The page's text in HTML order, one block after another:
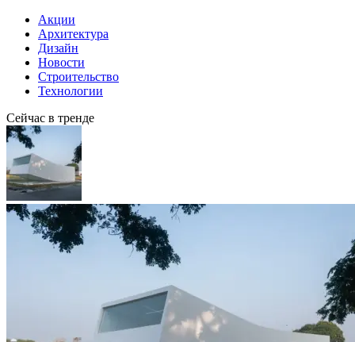
Акции
Архитектура
Дизайн
Новости
Строительство
Технологии
Сейчас в тренде